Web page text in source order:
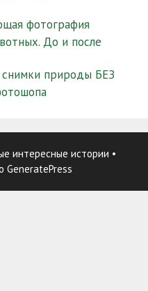
фотография
До и после
природы БЕЗ
интересные истории •
GeneratePress